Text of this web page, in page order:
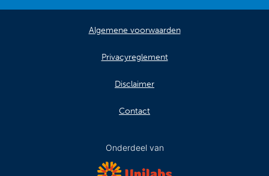
Algemene voorwaarden
Privacyreglement
Disclaimer
Contact
Onderdeel van